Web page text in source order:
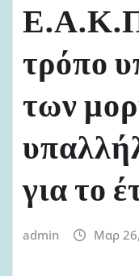
τρόπο
των
για το
admin Μαρ